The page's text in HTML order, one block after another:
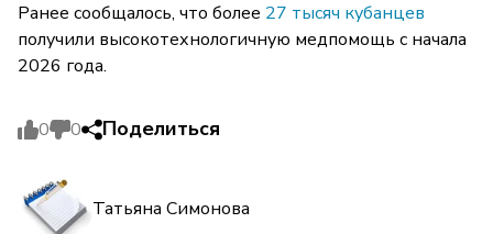
Ранее сообщалось, что более 27 тысяч кубанцев
получили высокотехнологичную медпомощь с начала
2026 года.
0 0 Поделиться
Татьяна Симонова